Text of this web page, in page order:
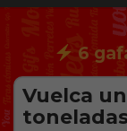
6
Vuelca